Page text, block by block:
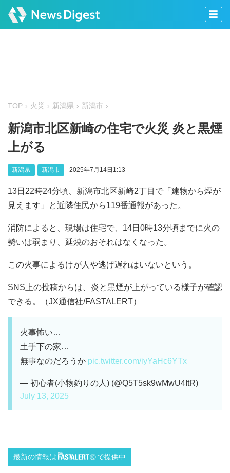
TOP 火災 新潟県 新潟市
新潟市北区新崎の住宅で火災 炎と黒煙
上がる
新潟県 新潟市 2025年7月14日1:13
13日22時24分頃、新潟市北区新崎2丁目で「建物から煙が
見えます」と近隣住民から119番通報があった。
消防によると、現場は住宅で、14日0時13分頃までに火の
勢いは弱まり、延焼のおそれはなくなった。
この火事によるけが人や逃げ遅れはいないという。
SNS上の投稿からは、炎と黒煙が上がっている様子が確認
できる。（JX通信社/FASTALERT）
火事怖い…
土手下の家…
無事なのだろうか pic.twitter.com/iyYaHc6YTx
— 初心者(小物釣りの人) (@Q5T5sk9wMwU4ItR)
July 13, 2025
最新の情報は で提供中